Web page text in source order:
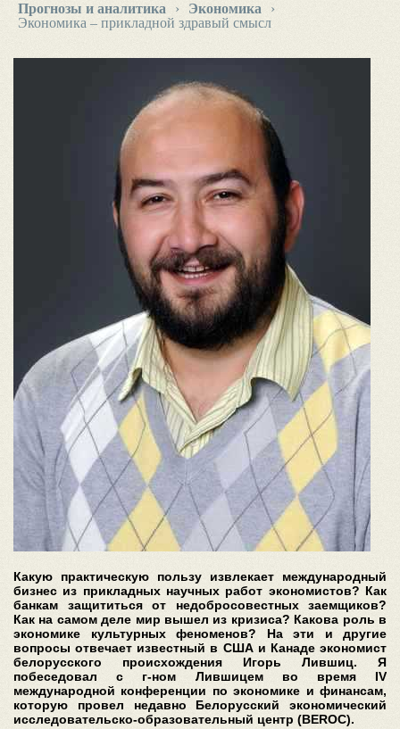
Прогнозы и аналитика › Экономика
›
Экономика – прикладной здравый смысл
Какую практическую пользу извлекает международный
бизнес из прикладных научных работ экономистов? Как
банкам защититься от недобросовестных заемщиков?
Как на самом деле мир вышел из кризиса? Какова роль в
экономике культурных феноменов? На эти и другие
вопросы отвечает известный в США и Канаде экономист
белорусского происхождения Игорь Лившиц. Я
побеседовал с г-ном Лившицем во время IV
международной конференции по экономике и финансам,
которую провел недавно Белорусский экономический
исследовательско-образовательный центр (BEROC).